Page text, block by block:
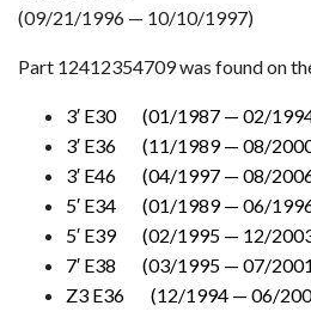
(09/21/1996 — 10/10/1997)
Part 12412354709 was found on
3′ E30 (01/1987 — 02/
3′ E36 (11/1989 — 08/
3′ E46 (04/1997 — 08/
5′ E34 (01/1989 — 06/
5′ E39 (02/1995 — 12/
7′ E38 (03/1995 — 07/
Z3 E36 (12/1994 — 06/